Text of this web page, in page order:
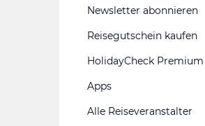
Newsletter abonnieren
Reisegutschein kaufen
HolidayCheck Premium
Apps
Alle Reiseveranstalter